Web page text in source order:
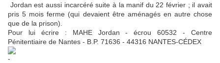
Jordan est aussi incarcéré suite à la manif du 22 février ; il avait
pris 5 mois ferme (qui devaient être aménagés en autre chose
que de la prison).
Pour lui écrire : MAHE Jordan - écrou 60532 - Centre
Pénitentiaire de Nantes - B.P. 71636 - 44316 NANTES-CÉDEX